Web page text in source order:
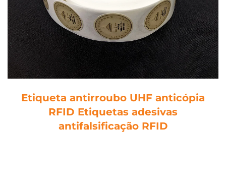
Etiqueta antirroubo UHF anticópia
RFID Etiquetas adesivas
antifalsificação RFID